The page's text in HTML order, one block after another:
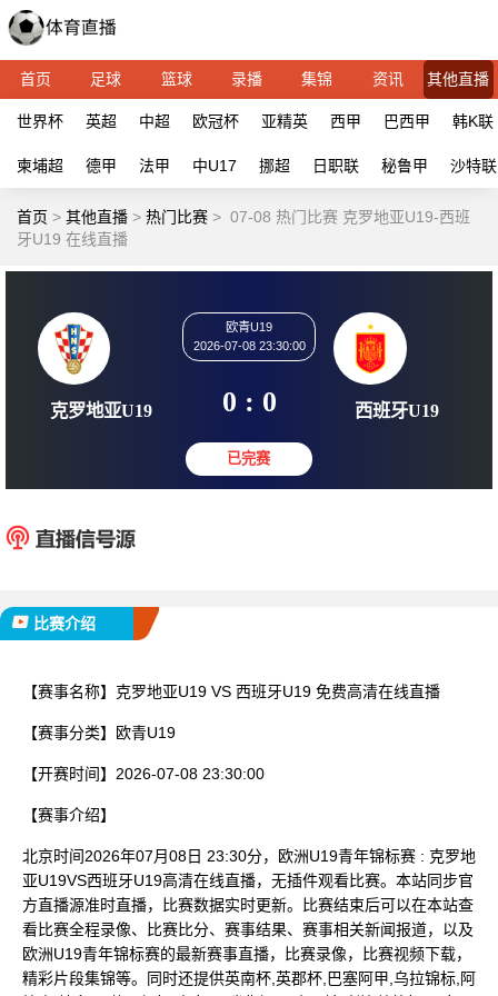
首页 足球 篮球 录播 集锦 资讯 其他直播
世界杯 英超 中超 欧冠杯 亚精英 西甲 巴西甲 韩K联
柬埔超 德甲 法甲 中U17 挪超 日职联 秘鲁甲 沙特联
首页 > 其他直播 > 热门比赛 > 07-08 热门比赛 克罗地亚U19-西班
牙U19 在线直播
欧青U19
2026-07-08 23:30:00
0 : 0
比赛介绍
【赛事名称】 克罗地亚U19 VS 西班牙U19 免费高清在线直播
【赛事分类】 欧青U19
【开赛时间】 2026-07-08 23:30:00
【赛事介绍】
北京时间2026年07月08日 23:30分，欧洲U19青年锦标赛 : 克罗地
亚U19VS西班牙U19高清在线直播，无插件观看比赛。本站同步官
方直播源准时直播，比赛数据实时更新。比赛结束后可以在本站查
看比赛全程录像、比赛比分、赛事结果、赛事相关新闻报道，以及
欧洲U19青年锦标赛的最新赛事直播，比赛录像，比赛视频下载，
精彩片段集锦等。同时还提供英南杯,英郡杯,巴塞阿甲,乌拉锦标,阿